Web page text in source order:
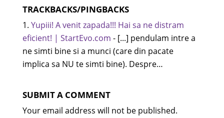
TRACKBACKS/PINGBACKS
Yupiii! A venit zapada!!! Hai sa ne distram
eficient! | StartEvo.com - [...] pendulam intre a
ne simti bine si a munci (care din pacate
implica sa NU te simti bine). Despre…
SUBMIT A COMMENT
Your email address will not be published.